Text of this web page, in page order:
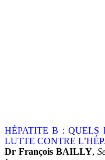
HÉPATITE B : QUELS
LUTTE CONTRE
Dr François BAILLY,